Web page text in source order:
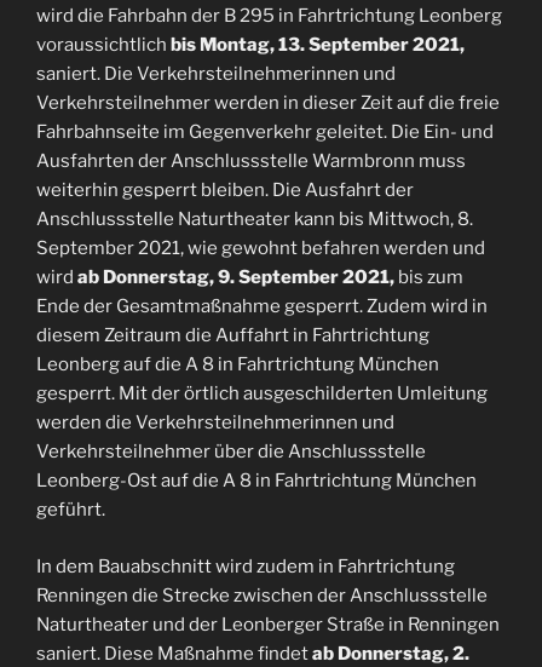
wird die Fahrbahn der B 295 in Fahrtrichtung Leonberg
voraussichtlich bis Montag, 13. September 2021,
saniert. Die Verkehrsteilnehmerinnen und
Verkehrsteilnehmer werden in dieser Zeit auf die freie
Fahrbahnseite im Gegenverkehr geleitet. Die Ein- und
Ausfahrten der Anschlussstelle Warmbronn muss
weiterhin gesperrt bleiben. Die Ausfahrt der
Anschlussstelle Naturtheater kann bis Mittwoch, 8.
September 2021, wie gewohnt befahren werden und
wird ab Donnerstag, 9. September 2021, bis zum
Ende der Gesamtmaßnahme gesperrt. Zudem wird in
diesem Zeitraum die Auffahrt in Fahrtrichtung
Leonberg auf die A 8 in Fahrtrichtung München
gesperrt. Mit der örtlich ausgeschilderten Umleitung
werden die Verkehrsteilnehmerinnen und
Verkehrsteilnehmer über die Anschlussstelle
Leonberg-Ost auf die A 8 in Fahrtrichtung München
geführt.
In dem Bauabschnitt wird zudem in Fahrtrichtung
Renningen die Strecke zwischen der Anschlussstelle
Naturtheater und der Leonberger Straße in Renningen
saniert. Diese Maßnahme findetab Donnerstag, 2.